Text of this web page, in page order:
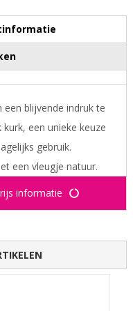
blijvende indruk te
een unieke keuze
gebruik.
een vleugje natuur.
informatie